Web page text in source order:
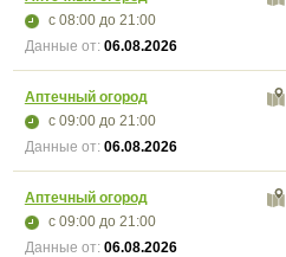
с 08:00до 21:00
Данные от: 06.08.2026
Аптечный огород
с 09:00до 21:00
Данные от: 06.08.2026
Аптечный огород
с 09:00до 21:00
Данные от: 06.08.2026